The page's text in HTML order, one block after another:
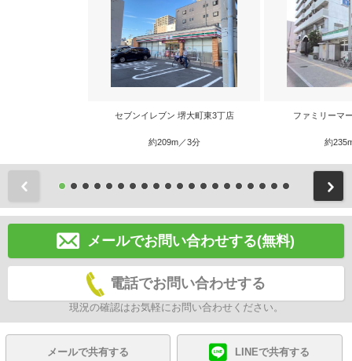
セブンイレブン 堺大町東3丁店
約209m／3分
ファミリーマ
約
メールでお問い合わせする(無料)
電話でお問い合わせする
現況の確認はお気軽にお問い合わせください。
メールで共有する LINEで共有する